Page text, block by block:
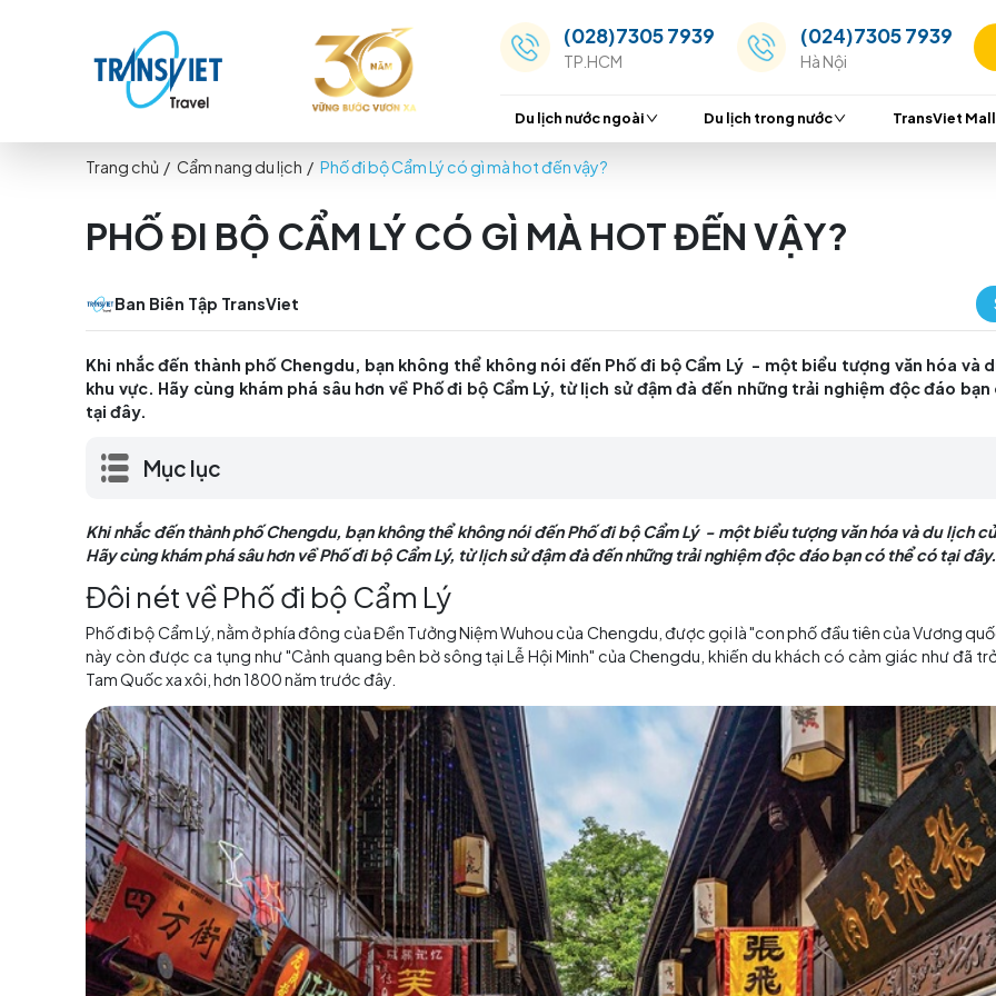
(028)7305 7939
Hà Nội
Du lịch nước ngoài Du lịch trong nước
PHỐ ĐI BỘ CẨM LÝ CÓ GÌ MÀ HOT ĐẾN
Ban Biên Tập TransViet
Khi nhắc đến thành phố Chengdu, bạn không thể không nói đến Phố đi bộ Cẩm Lý - một
khu vực. Hãy cùng khám phá sâu hơn về Phố đi bộ Cẩm Lý, từ lịch sử đậm đà đến những trải
tại đây.
Mục lục
Khi nhắc đến thành phố Chengdu, bạn không thể không nói đến Phố đi bộ Cẩm Lý - một biểu tượng
Hãy cùng khám phá sâu hơn về Phố đi bộ Cẩm Lý, từ lịch sử đậm đà đến những trải nghiệm độc đáo
Đôi nét về Phố đi bộ Cẩm Lý
Phố đi bộ Cẩm Lý, nằm ở phía đông của Đền Tưởng Niệm Wuhou của Chengdu, được gọi là "con phố
này còn được ca tụng như "Cảnh quang bên bờ sông tại Lễ Hội Minh" của Chengdu, khiến du khách
Tam Quốc xa xôi, hơn 1800 năm trước đây.